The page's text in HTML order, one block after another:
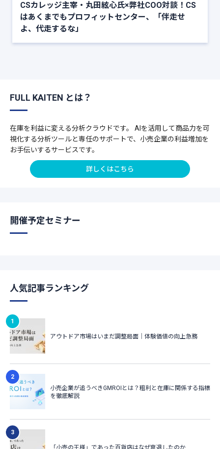
CSカレッジ主宰・丸田絃心氏×弊社COO対談！CS
はあくまでもプロフィットセンター、「伴走せ
よ、代走するな」
FULL KAITEN とは？
在庫を利益に変える分析クラウドです。 AIを活用して商品力を可
視化する分析ツールと専任のサポートで、小売企業の利益増加を
お手伝いするサービスです。
詳しくはこちら
開催予定セミナー
人気記事ランキング